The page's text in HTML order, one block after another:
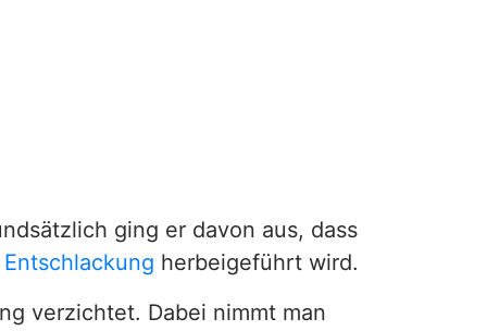
ging er davon aus, dass
Entschlackung herbeigeführt wird.
verzichtet. Dabei nimmt man